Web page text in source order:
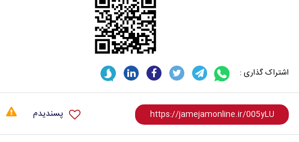
اشتراک گذاری :
پسندیدم